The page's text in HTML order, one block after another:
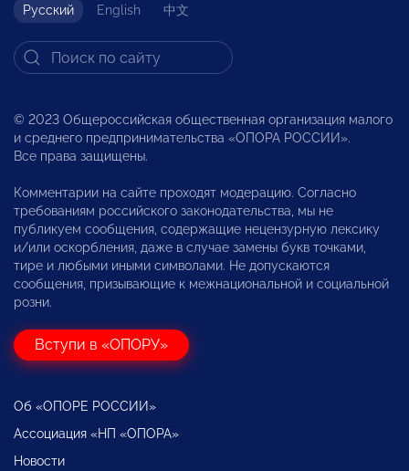
Русский English 中文
© 2023 Общероссийская общественная организация малого
и среднего предпринимательства «ОПОРА РОССИИ».
Все права защищены.
Комментарии на сайте проходят модерацию. Согласно
требованиям российского законодательства, мы не
публикуем сообщения, содержащие нецензурную лексику
и/или оскорбления, даже в случае замены букв точками,
тире и любыми иными символами. Не допускаются
сообщения, призывающие к межнациональной и социальной
розни.
Вступи в «ОПОРУ»
Об «ОПОРЕ РОССИИ»
Ассоциация «НП «ОПОРА»
Новости